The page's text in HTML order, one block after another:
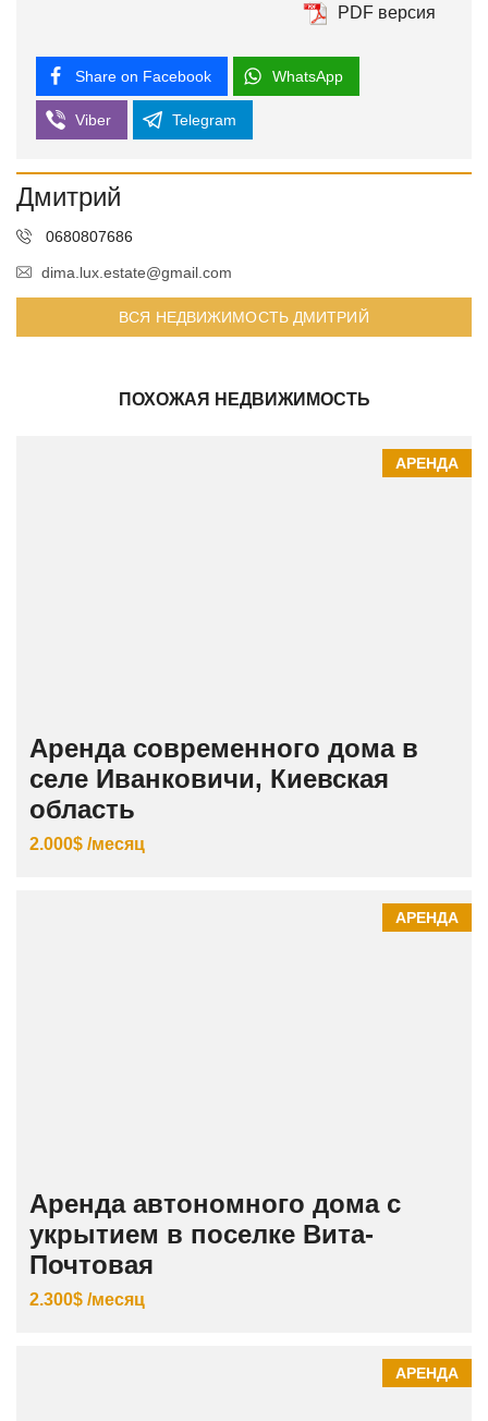
PDF версия
Share on Facebook WhatsApp
Viber Telegram
Дмитрий
0680807686
dima.lux.estate@gmail.com
ВСЯ НЕДВИЖИМОСТЬ ДМИТРИЙ
ПОХОЖАЯ НЕДВИЖИМОСТЬ
АРЕНДА
Аренда современного дома в
селе Иванковичи, Киевская
область
2.000$ /месяц
АРЕНДА
Аренда автономного дома с
укрытием в поселке Вита-
Почтовая
2.300$ /месяц
АРЕНДА